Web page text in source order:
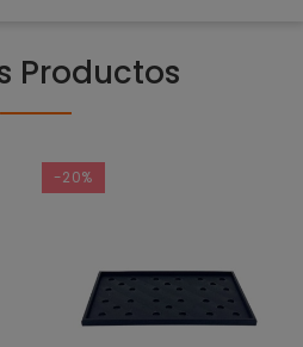
Productos
-20%